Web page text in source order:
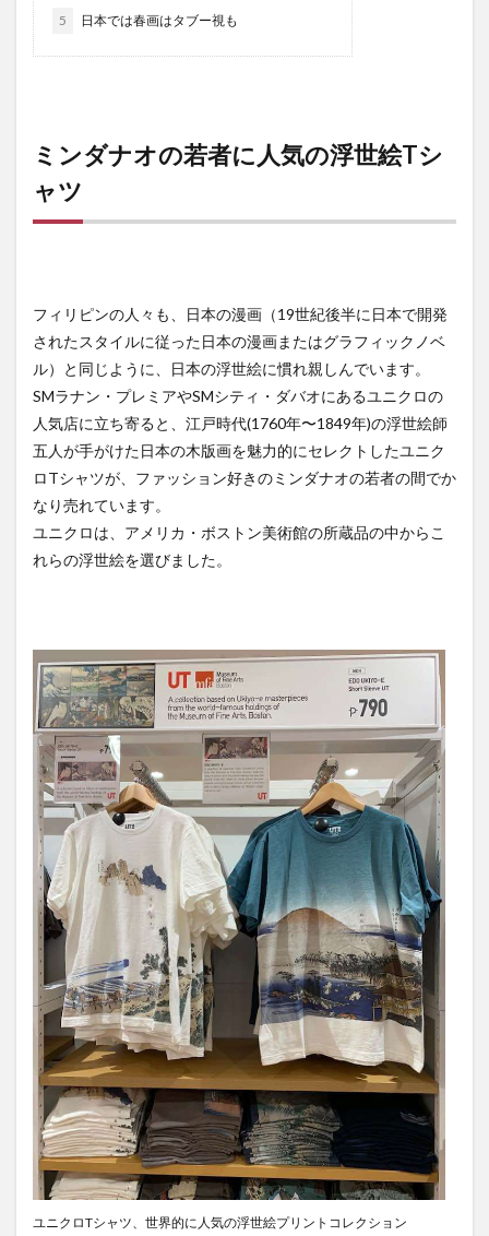
5 日本では春画はタブー視も
ミンダナオの若者に人気の浮世絵Tシ
ャツ
フィリピンの人々も、日本の漫画（19世紀後半に日本で開発
されたスタイルに従った日本の漫画またはグラフィックノベ
ル）と同じように、日本の浮世絵に慣れ親しんでいます。
SMラナン・プレミアやSMシティ・ダバオにあるユニクロの
人気店に立ち寄ると、江戸時代(1760年〜1849年)の浮世絵師
五人が手がけた日本の木版画を魅力的にセレクトしたユニク
ロTシャツが、ファッション好きのミンダナオの若者の間でか
なり売れています。
ユニクロは、アメリカ・ボストン美術館の所蔵品の中からこ
れらの浮世絵を選びました。
ユニクロTシャツ、世界的に人気の浮世絵プリントコレクション
ファッションショー
フィリピンワシ
プラスチックごみ問題
ヘリコプター事故
ペノイ
ホテル
ボランティア
マラン
モール
ヤンバーガー ユニクロ
ライブ
ライブハウス
ラハイナヌーン
ラブホ
リゾート
ルーマニア レゴ
レストラン
レチョン
レッドホース
ロミー
ローカルビーチ
ローカルビール
ローカルフード
ローカルルール
ワークアウト
ワークショップ
不動産
二国間会談
免疫力
刑務所 友だち
友だちの輪
友達の輪
国産マスク
支援
教育 新型コロナ 新年
春画
更生
東京カレー 格安 機内wifi
浮世絵
海
渋滞 牛 牛骨
生理用ナプキン
皆既日食
知育
知育プログラム
知育教室
空撮 結婚式 習慣
英語ゲーム
茂木外務大臣
葛飾北斎 観光客
観光産業
語学力
買いだめ 貸し切り
資産運用
逃亡
運転 過ごし方 開発協力
食堂
食料パック
食料支援 食糧支援 香港
検索